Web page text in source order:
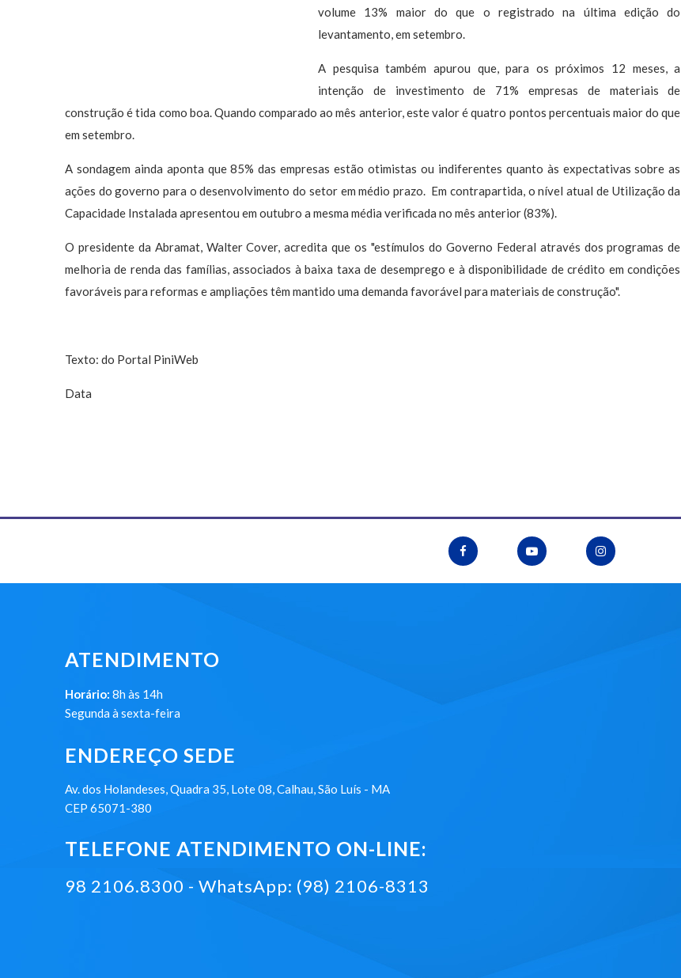
volume 13% maior do que o registrado na última edição do
levantamento, em setembro.
A pesquisa também apurou que, para os próximos 12 meses, a
intenção de investimento de 71% empresas de materiais de
construção é tida como boa. Quando comparado ao mês anterior, este valor é quatro pontos percentuais maior do que
em setembro.
A sondagem ainda aponta que 85% das empresas estão otimistas ou indiferentes quanto às expectativas sobre as
ações do governo para o desenvolvimento do setor em médio prazo. Em contrapartida, o nível atual de Utilização da
Capacidade Instalada apresentou em outubro a mesma média verificada no mês anterior (83%).
O presidente da Abramat, Walter Cover, acredita que os "estímulos do Governo Federal através dos programas de
melhoria de renda das famílias, associados à baixa taxa de desemprego e à disponibilidade de crédito em condições
favoráveis para reformas e ampliações têm mantido uma demanda favorável para materiais de construção".
Texto: do Portal PiniWeb
Data
ATENDIMENTO
Horário: 8h às 14h
Segunda à sexta-feira
ENDEREÇO SEDE
Av. dos Holandeses, Quadra 35, Lote 08, Calhau, São Luís - MA
CEP 65071-380
TELEFONE ATENDIMENTO ON-LINE:
98 2106.8300 - WhatsApp: (98) 2106-8313